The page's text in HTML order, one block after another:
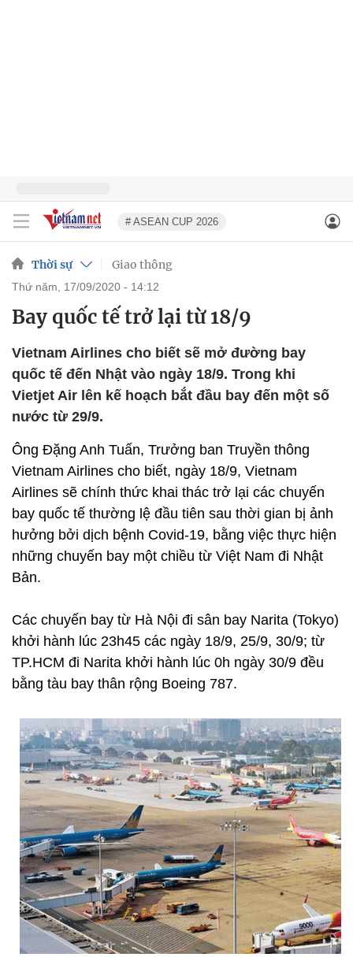
# ASEAN CUP 2026
Thời sự Giao thông
thứ năm, 17/09/2020 - 14:12
Bay quốc tế trở lại từ 18/9
Vietnam Airlines cho biết sẽ mở đường bay
quốc tế đến Nhật vào ngày 18/9. Trong khi
Vietjet Air lên kế hoạch bắt đầu bay đến một số
nước từ 29/9.
Ông Đặng Anh Tuấn, Trưởng ban Truyền thông
Vietnam Airlines cho biết, ngày 18/9, Vietnam
Airlines sẽ chính thức khai thác trở lại các chuyến
bay quốc tế thường lệ đầu tiên sau thời gian bị ảnh
hưởng bởi dịch bệnh Covid-19, bằng việc thực hiện
những chuyến bay một chiều từ Việt Nam đi Nhật
Bản.
Các chuyến bay từ Hà Nội đi sân bay Narita (Tokyo)
khởi hành lúc 23h45 các ngày 18/9, 25/9, 30/9; từ
TP.HCM đi Narita khởi hành lúc 0h ngày 30/9 đều
bằng tàu bay thân rộng Boeing 787.